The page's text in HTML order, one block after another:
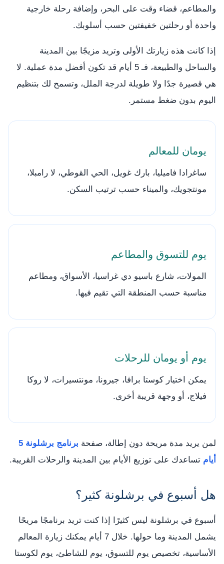
والمطاعم، قضاء وقت على البحر، وإضافة رحلة خارجية
واحدة أو رحلتين خفيفتين حسب أسلوبك.
إذا كانت هذه زيارتك الأولى وتريد مزيجًا بين المدينة
والساحل والطبيعة، فـ 5 أيام قد تكون أفضل مدة عملية. لا
هي قصيرة جدًا ولا طويلة لدرجة الملل، وتسمح لك بتنظيم
اليوم بدون ضغط مستمر.
يومان للمعالم
ساغرادا فاميليا، بارك غويل، الحي القوطي، لا رامبلا،
مونتجويك، والميناء حسب ترتيب السكن.
يوم للتسوق والمطاعم
المولات، شارع باسيو دي غراسيا، الأسواق، ومطاعم
مناسبة حسب المنطقة التي تقيم فيها.
يوم أو يومان للرحلات
يمكن اختيار كوستا برافا، جيرونا، مونتسيرات، لا روكا
فيلاج، أو وجهة قريبة أخرى.
لمن يريد مدة مريحة دون إطالة، صفحة
برنامج برشلونة 5
أيام تساعدك على توزيع الأيام بين المدينة والرحلات القريبة.
هل أسبوع في برشلونة كثير؟
أسبوع في برشلونة ليس كثيرًا إذا كنت تريد برنامجًا مريحًا
يشمل المدينة وما حولها. خلال 7 أيام يمكنك زيارة المعالم
الأساسية، تخصيص يوم للتسوق، يوم للشاطئ، يوم لكوستا